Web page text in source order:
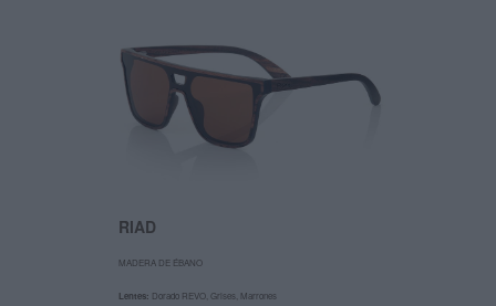
RIAD
MADERA DE ÉBANO
Lentes: Dorado REVO, Grises, Marrones